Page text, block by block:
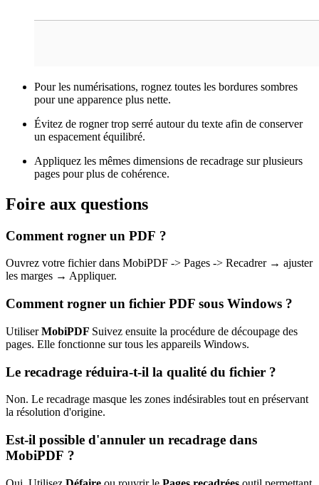
Pour les numérisations, rognez toutes les bordures sombres
pour une apparence plus nette.
Évitez de rogner trop serré autour du texte afin de conserver
un espacement équilibré.
Appliquez les mêmes dimensions de recadrage sur plusieurs
pages pour plus de cohérence.
Foire aux questions
Comment rogner un PDF ?
Ouvrez votre fichier dans MobiPDF -> Pages -> Recadrer → ajuster
les marges → Appliquer.
Comment rogner un fichier PDF sous Windows ?
UtiliserMobiPDF Suivez ensuite la procédure de découpage des
pages. Elle fonctionne sur tous les appareils Windows.
Le recadrage réduira-t-il la qualité du fichier ?
Non. Le recadrage masque les zones indésirables tout en préservant
la résolution d'origine.
Est-il possible d'annuler un recadrage dans
MobiPDF ?